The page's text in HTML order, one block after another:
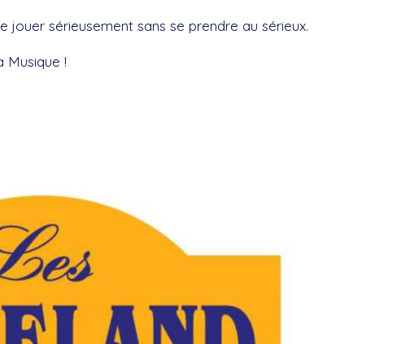
sérieusement sans se prendre au sérieux.
Musique !